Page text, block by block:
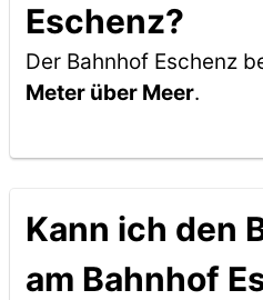
Eschenz?
Der Bahnhof Eschenz
Meter über Meer.
Kann ich den
am Bahnhof